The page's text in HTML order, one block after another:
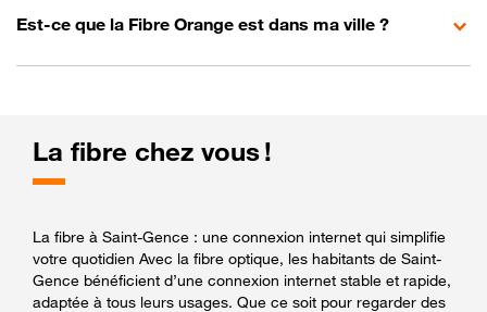
Est-ce que la Fibre Orange est dans ma ville ?
La fibre chez vous !
La fibre à Saint-Gence : une connexion internet qui simplifie
votre quotidien Avec la fibre optique, les habitants de Saint-
Gence bénéficient d’une connexion internet stable et rapide,
adaptée à tous leurs usages. Que ce soit pour regarder des